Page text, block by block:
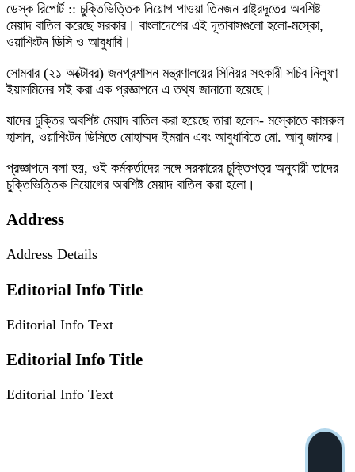
ডেস্ক রিপোর্ট :: চুক্তিভিত্তিক নিয়োগ পাওয়া তিনজন রাষ্ট্রদূতের অবশিষ্ট
মেয়াদ বাতিল করেছে সরকার। বাংলাদেশের এই দূতাবাসগুলো হলো-মস্কো,
ওয়াশিংটন ডিসি ও আবুধাবি।
সোমবার (২১ অক্টোবর) জনপ্রশাসন মন্ত্রণালয়ের সিনিয়র সহকারী সচিব নিলুফা
ইয়াসমিনের সই করা এক প্রজ্ঞাপনে এ তথ্য জানানো হয়েছে।
যাদের চুক্তির অবশিষ্ট মেয়াদ বাতিল করা হয়েছে তারা হলেন- মস্কোতে কামরুল
হাসান, ওয়াশিংটন ডিসিতে মোহাম্মদ ইমরান এবং আবুধাবিতে মো. আবু জাফর।
প্রজ্ঞাপনে বলা হয়, ওই কর্মকর্তাদের সঙ্গে সরকারের চুক্তিপত্র অনুযায়ী তাদের
চুক্তিভিত্তিক নিয়োগের অবশিষ্ট মেয়াদ বাতিল করা হলো।
Address
Address Details
Editorial Info Title
Editorial Info Text
Editorial Info Title
Editorial Info Text